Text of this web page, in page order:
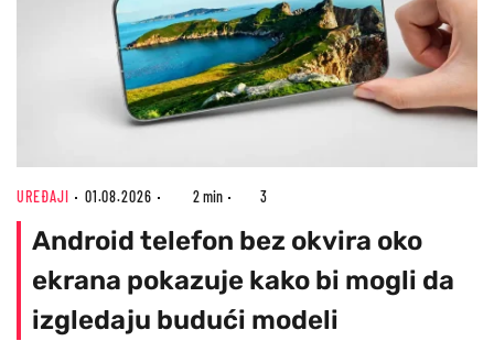
UREĐAJI 01.08.2026 2 min 3
Android telefon bez okvira oko
ekrana pokazuje kako bi mogli da
izgledaju budući modeli